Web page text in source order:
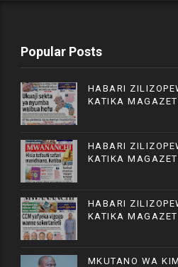
Popular Posts
HABARI
KATIKA
HABARI
KATIKA
HABARI
KATIKA
MKUTANO WA